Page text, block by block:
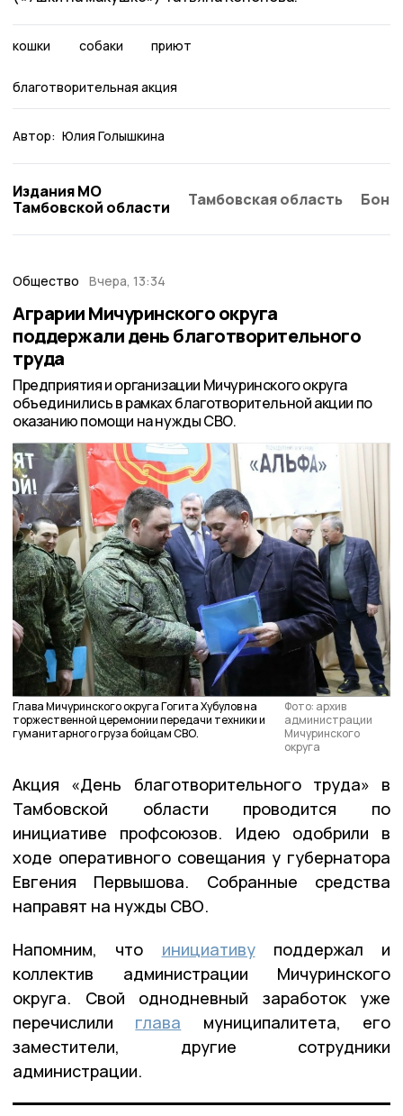
кошки собаки приют
благотворительная акция
Автор: Юлия Голышкина
Издания МО
Тамбовской области
Тамбовская область
Общество Вчера, 13:34
Аграрии Мичуринского округа
поддержали день благотворительного
труда
Предприятия и организации Мичуринского округа
объединились в рамках благотворительной акции по
оказанию помощи на нужды СВО.
Глава Мичуринского округа Гогита Хубулов на
торжественной церемонии передачи техники и
гуманитарного груза бойцам СВО.
Фото: архив
администрации
Мичуринского
округа
Акция «День благотворительного труда» в
Тамбовской области проводится по
инициативе профсоюзов. Идею одобрили в
ходе оперативного совещания у губернатора
Евгения Первышова. Собранные средства
направят на нужды СВО.
Напомним, что инициативуподдержал и
коллектив администрации Мичуринского
округа. Свой однодневный заработок уже
перечислили глава муниципалитета, его
заместители, другие сотрудники
администрации.